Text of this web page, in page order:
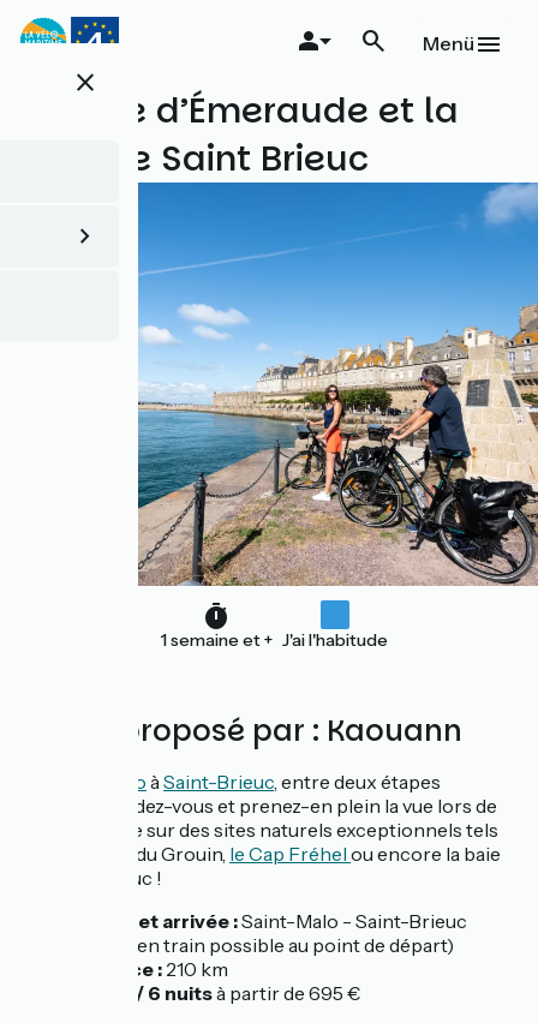
Direkt
zum
close
Menü
La côte d’Émeraude et la
baie de Saint Brieuc
1 semaine et + J'ai l'habitude
Séjour proposé par : Kaouann
Saint-Malo àSaint-Brieuc, entre deux étapes
urbaines, évadez-vous et prenez-en plein la vue lors de
votre passage sur des sites naturels exceptionnels tels
que la pointe du Grouin, le Cap Fréhel ou encore la baie
de Saint Brieuc !
Départ et arrivée :Saint-Malo - Saint-Brieuc
(retour en train possible au point de départ)
Distance : 210 km
7 jours / 6 nuitsà partir de 695 €